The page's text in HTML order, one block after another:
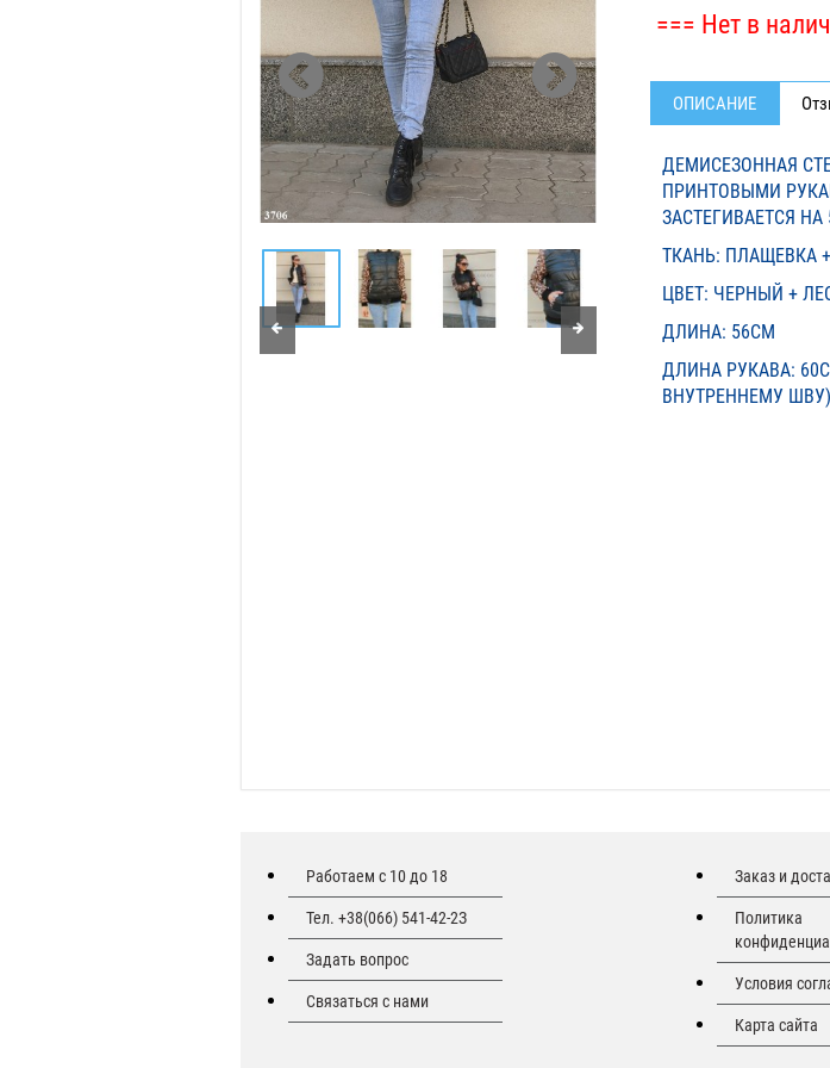
=== Нет в
ОПИСАНИЕ
ДЕМИСЕЗОННАЯ
ПРИНТОВЫМИ
ЗАСТЕГИВАЕТСЯ
ТКАНЬ: ПЛАЩЕВКА
ЦВЕТ: ЧЕРНЫЙ +
ДЛИНА: 56СМ
ДЛИНА РУКАВА:
ВНУТРЕННЕМУ ШВУ)
Работаем с 10 до 18
Тел. +38(066) 541-42-2З
Задать вопрос
Связаться с нами
Заказ и
Политика
Условия
Карта сайта